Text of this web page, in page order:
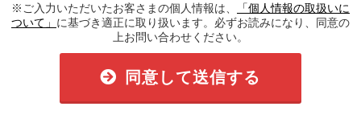
※ご入力いただいたお客さまの個人情報は、
「個人情報の取扱いに
ついて」 に基づき適正に取り扱います。必ずお読みになり、同意の
上お問い合わせください。
同意して送信する